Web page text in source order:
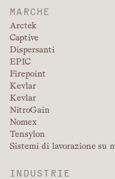
MARCHE
Arctek
Captive
Dispersanti
EPIC
Firepoint
Kevlar
Kevlar
NitroGain
Nomex
Tensylon
Sistemi di lavorazione su
INDUSTRIE